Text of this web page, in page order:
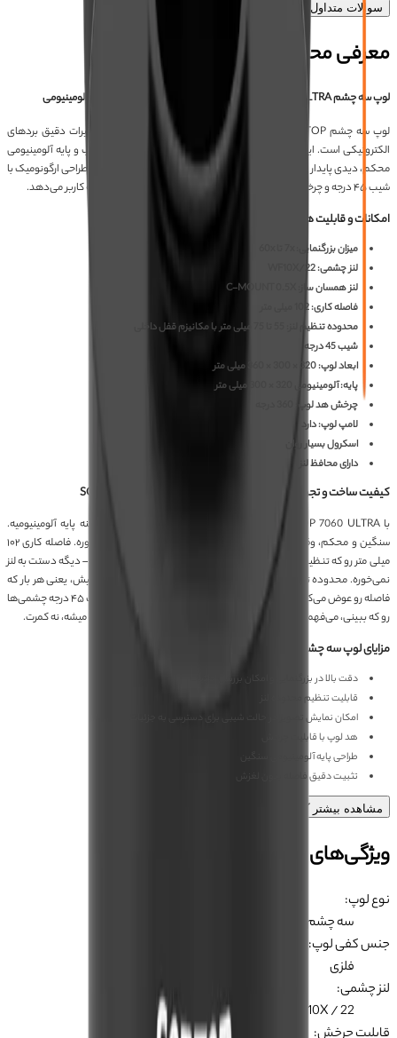
سوالات متداول محصول
معرفی محصول
لوپ سه چشم SOPTOP 7060 ULTRA با فاصله کاری ۱۰۲ میلی‌ متری و پایه آلومینیومی
لوپ سه چشم SOPTOP مدل 7060 ULTRA یک ابزار حرفه‌ای برای تعمیرات دقیق بردهای
الکترونیکی است. این لوپ با محدوده بزرگنمایی وسیع، فاصله کاری مناسب و پایه آلومینیومی
محکم، دیدی پایدار و بدون خستگی برای ساعات طولانی کار فراهم می‌کند. طراحی ارگونومیک با
شیب ۴۵ درجه و چرخش ۳۶۰ درجه هد، آزادی عمل بالایی در حین تعمیرات به کاربر می‌دهد.
امکانات و قابلیت های لوپ سه چشم SOPTOP 7060 ULTRA
میزان بزرگنمایی: 7x تا 60x
لنز چشمی: WF10X/22
لنز همسان ساز: C-MOUNT 0.5X
فاصله کاری: 102 میلی متر
محدوده تنظیم لنز: 55 تا 75 میلی متر با مکانیزم قفل داخلی
شیب 45 درجه
ابعاد لوپ: 320 × 300 × 360 میلی متر
پایه: آلومینیومی 320 × 300 میلی متر
چرخش هد لوپ: 360 درجه
لامپ لوپ: دارد
اسکرول بسیار روان
دارای محافظ لنز
کیفیت ساخت و تجربه استفاده لوپ سه چشم SOPTOP 7060 ULTRA
با SOPTOP 7060 ULTRA که کار می‌کنی، اولین چیزی که جذبت می‌کنه پایه آلومینیومیه.
سنگین و محکم، وقتی دستت رو روی میز تکیه می‌دی، لوپ تکان نمی‌خوره. فاصله کاری ۱۰۲
میلی‌ متر رو که تنظیم کنی، می‌بینی چقدر جا داری برای حرکت هویه و هیتر – دیگه دستت به لنز
نمی‌خوره. محدوده تنظیم لنز ۵۵ تا ۷۵ میلی‌متر با اون مکانیزم قفل داخلیش، یعنی هر بار که
فاصله رو عوض می‌کنی، با یه چرخش قفلش می‌کنی تا سر جاش بمونه. شیب ۴۵ درجه چشمی‌ها
رو که ببینی، می‌فهمی برای نشستن پشت میز چقدر طبیعیه – نه گردنت خم میشه، نه کمرت.
مزایای لوپ سه چشم SOPTOP 7060 ULTRA
دقت بالا در بزرگنمایی و امکان بررسی جزئیات
قابلیت تنظیم محدوده لنز
امکان نمایش تصویر در حالت شیبی برای دسترسی به جزئیات
هد لوپ با قابلیت چرخش
طراحی پایه آلومینیومی سنگین
تثبیت دقیق فاصله بدون لغزش
مشاهده بیشتر
ویژگی‌های محصول
نوع لوپ:
سه چشم
جنس کفی لوپ:
فلزی
لنز چشمی:
WF10X / 22